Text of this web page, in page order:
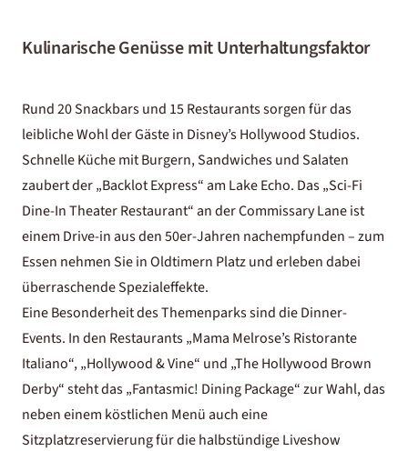
Kulinarische Genüsse mit Unterhaltungsfaktor
Rund 20 Snackbars und 15 Restaurants sorgen für das
leibliche Wohl der Gäste in Disney’s Hollywood Studios.
Schnelle Küche mit Burgern, Sandwiches und Salaten
zaubert der „Backlot Express“ am Lake Echo. Das „Sci-Fi
Dine-In Theater Restaurant“ an der Commissary Lane ist
einem Drive-in aus den 50er-Jahren nachempfunden – zum
Essen nehmen Sie in Oldtimern Platz und erleben dabei
überraschende Spezialeffekte.
Eine Besonderheit des Themenparks sind die Dinner-
Events. In den Restaurants „Mama Melrose’s Ristorante
Italiano“, „Hollywood & Vine“ und „The Hollywood Brown
Derby“ steht das „Fantasmic! Dining Package“ zur Wahl, das
neben einem köstlichen Menü auch eine
Sitzplatzreservierung für die halbstündige Liveshow